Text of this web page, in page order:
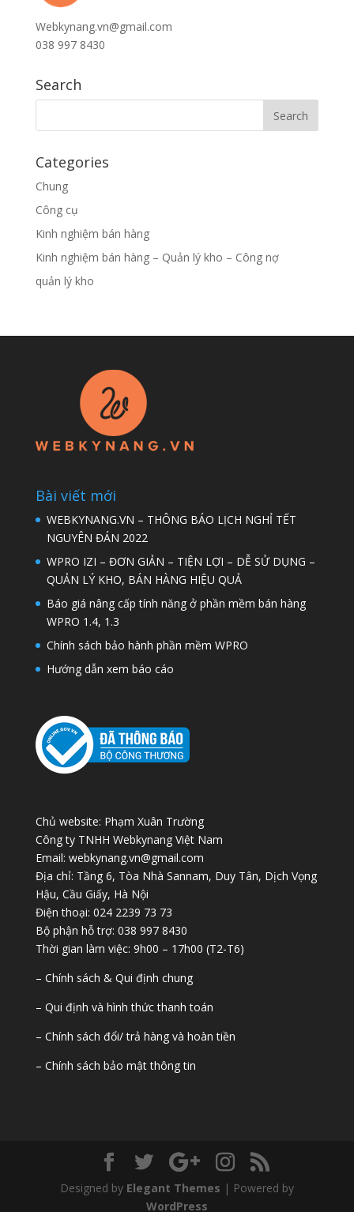
Webkynang.vn@gmail.com
038 997 8430
Search
Categories
Chung
Công cụ
Kinh nghiệm bán hàng
Kinh nghiệm bán hàng – Quản lý kho – Công nợ
quản lý kho
Bài viết mới
WEBKYNANG.VN – THÔNG BÁO LỊCH NGHỈ TẾT
NGUYÊN ĐÁN 2022
WPRO IZI – ĐƠN GIẢN – TIỆN LỢI – DỄ SỬ DỤNG –
QUẢN LÝ KHO, BÁN HÀNG HIỆU QUẢ
Báo giá nâng cấp tính năng ở phần mềm bán hàng
WPRO 1.4, 1.3
Chính sách bảo hành phần mềm WPRO
Hướng dẫn xem báo cáo
Chủ website: Phạm Xuân Trường
Công ty TNHH Webkynang Việt Nam
Email: webkynang.vn@gmail.com
Địa chỉ: Tầng 6, Tòa Nhà Sannam, Duy Tân, Dịch Vọng
Hậu, Cầu Giấy, Hà Nội
Điện thoại: 024 2239 73 73
Bộ phận hỗ trợ: 038 997 8430
Thời gian làm việc: 9h00 – 17h00 (T2-T6)
– Chính sách & Qui định chung
– Qui định và hình thức thanh toán
– Chính sách đổi/ trả hàng và hoàn tiền
– Chính sách bảo mật thông tin
Designed by Elegant Themes | Powered by
WordPress